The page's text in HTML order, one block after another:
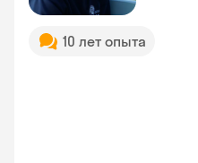
10 лет опыта